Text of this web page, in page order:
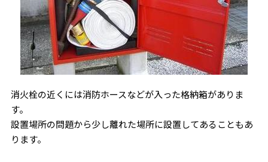
消火栓の近くには消防ホースなどが入った格納箱がありま
す。
設置場所の問題から少し離れた場所に設置してあることもあ
ります。